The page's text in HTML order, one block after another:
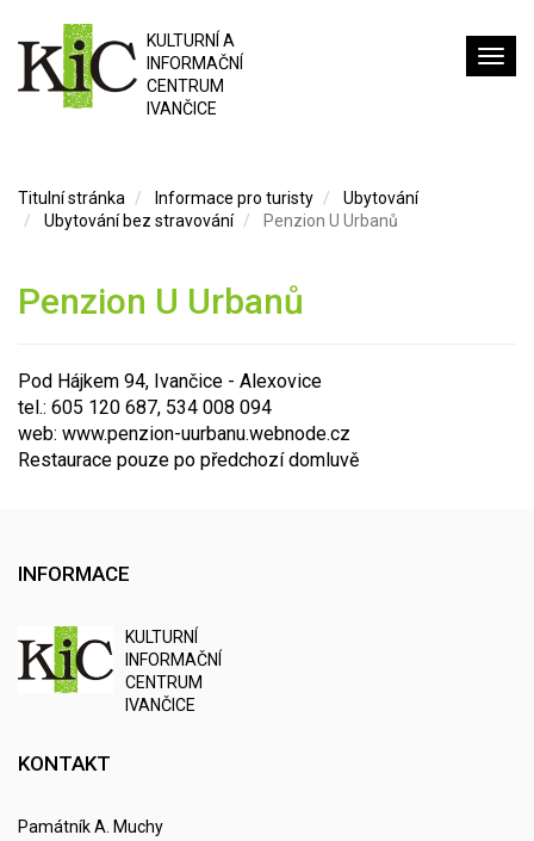
KULTURNÍ A
INFORMAČNÍ
CENTRUM
IVANČICE
Titulní stránka Informace pro turisty
Ubytování
Ubytování bez stravování
Penzion U Urbanů
Penzion U Urbanů
Pod Hájkem 94, Ivančice - Alexovice
tel.: 605 120 687, 534 008 094
web: www.penzion-uurbanu.webnode.cz
Restaurace pouze po předchozí domluvě
INFORMACE
KULTURNÍ
NFORMAČNÍ
CENTRUM
IVANČICE
KONTAKT
Památník A. Muchy